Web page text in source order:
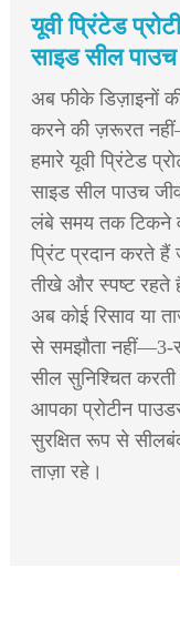
यूवी प्रिंटेड
साइड सील पाउच
अब फीके डिज़ाइनों
करने की ज़रूरत
हमारे यूवी प्रिंटेड
साइड सील पाउच
लंबे समय तक टिकने
प्रिंट प्रदान करते हैं
तीखे और स्पष्ट रहते
अब कोई रिसाव या
से समझौता नहीं—3-
सील सुनिश्चित
आपका प्रोटीन
सुरक्षित रूप से
ताज़ा रहे।